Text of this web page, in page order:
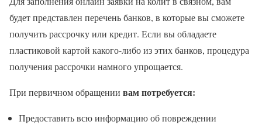
будет представлен перечень банков, в которые вы сможете
получить рассрочку или кредит. Если вы обладаете
пластиковой картой какого-либо из этих банков, процедура
получения рассрочки намного упрощается.
При первичном обращении вам потребуется:
Предоставить всю информацию об повреждении